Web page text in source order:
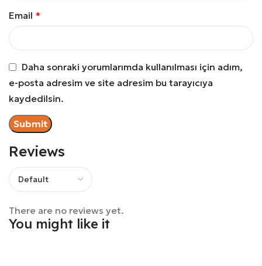
Reviews
There are no reviews yet.
Email *
Daha sonraki yorumlarımda kullanılması için adım,
e-posta adresim ve site adresim bu tarayıcıya
kaydedilsin.
You might like it